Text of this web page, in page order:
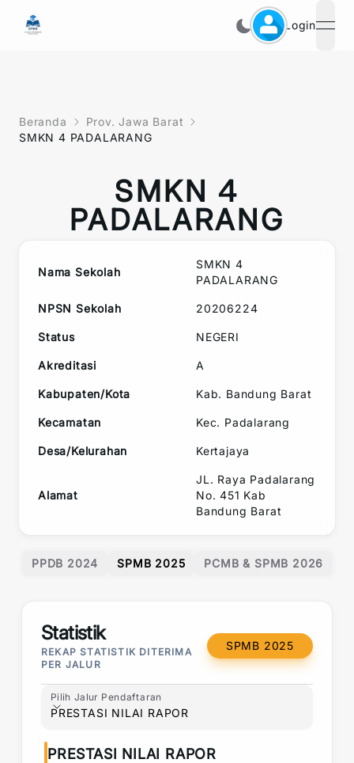
Login
Beranda
Prov. Jawa Barat
SMKN 4 PADALARANG
SMKN 4
PADALARANG
Nama Sekolah
SMKN 4
PADALARANG
NPSN Sekolah 20206224
Status NEGERI
Akreditasi A
Kabupaten/Kota Kab. Bandung Barat
Kecamatan Kec. Padalarang
Desa/Kelurahan Kertajaya
Alamat
JL. Raya Padalarang
No. 451 Kab
Bandung Barat
PPDB 2024 SPMB 2025 PCMB & SPMB 2026
Statistik
REKAP STATISTIK DITERIMA
PER JALUR
SPMB 2025
Pilih Jalur Pendaftaran
Pilih Jalur Pendaftaran
PRESTASI NILAI RAPOR
PRESTASI NILAI RAPOR